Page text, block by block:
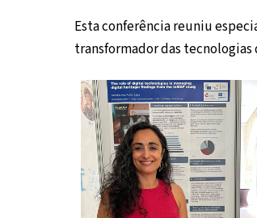
Esta conferência reuniu
transformador das